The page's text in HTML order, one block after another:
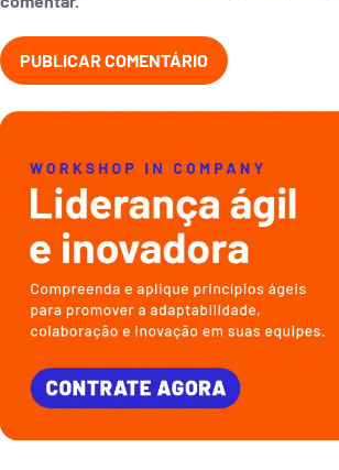
Liderança ágil e adaptativa